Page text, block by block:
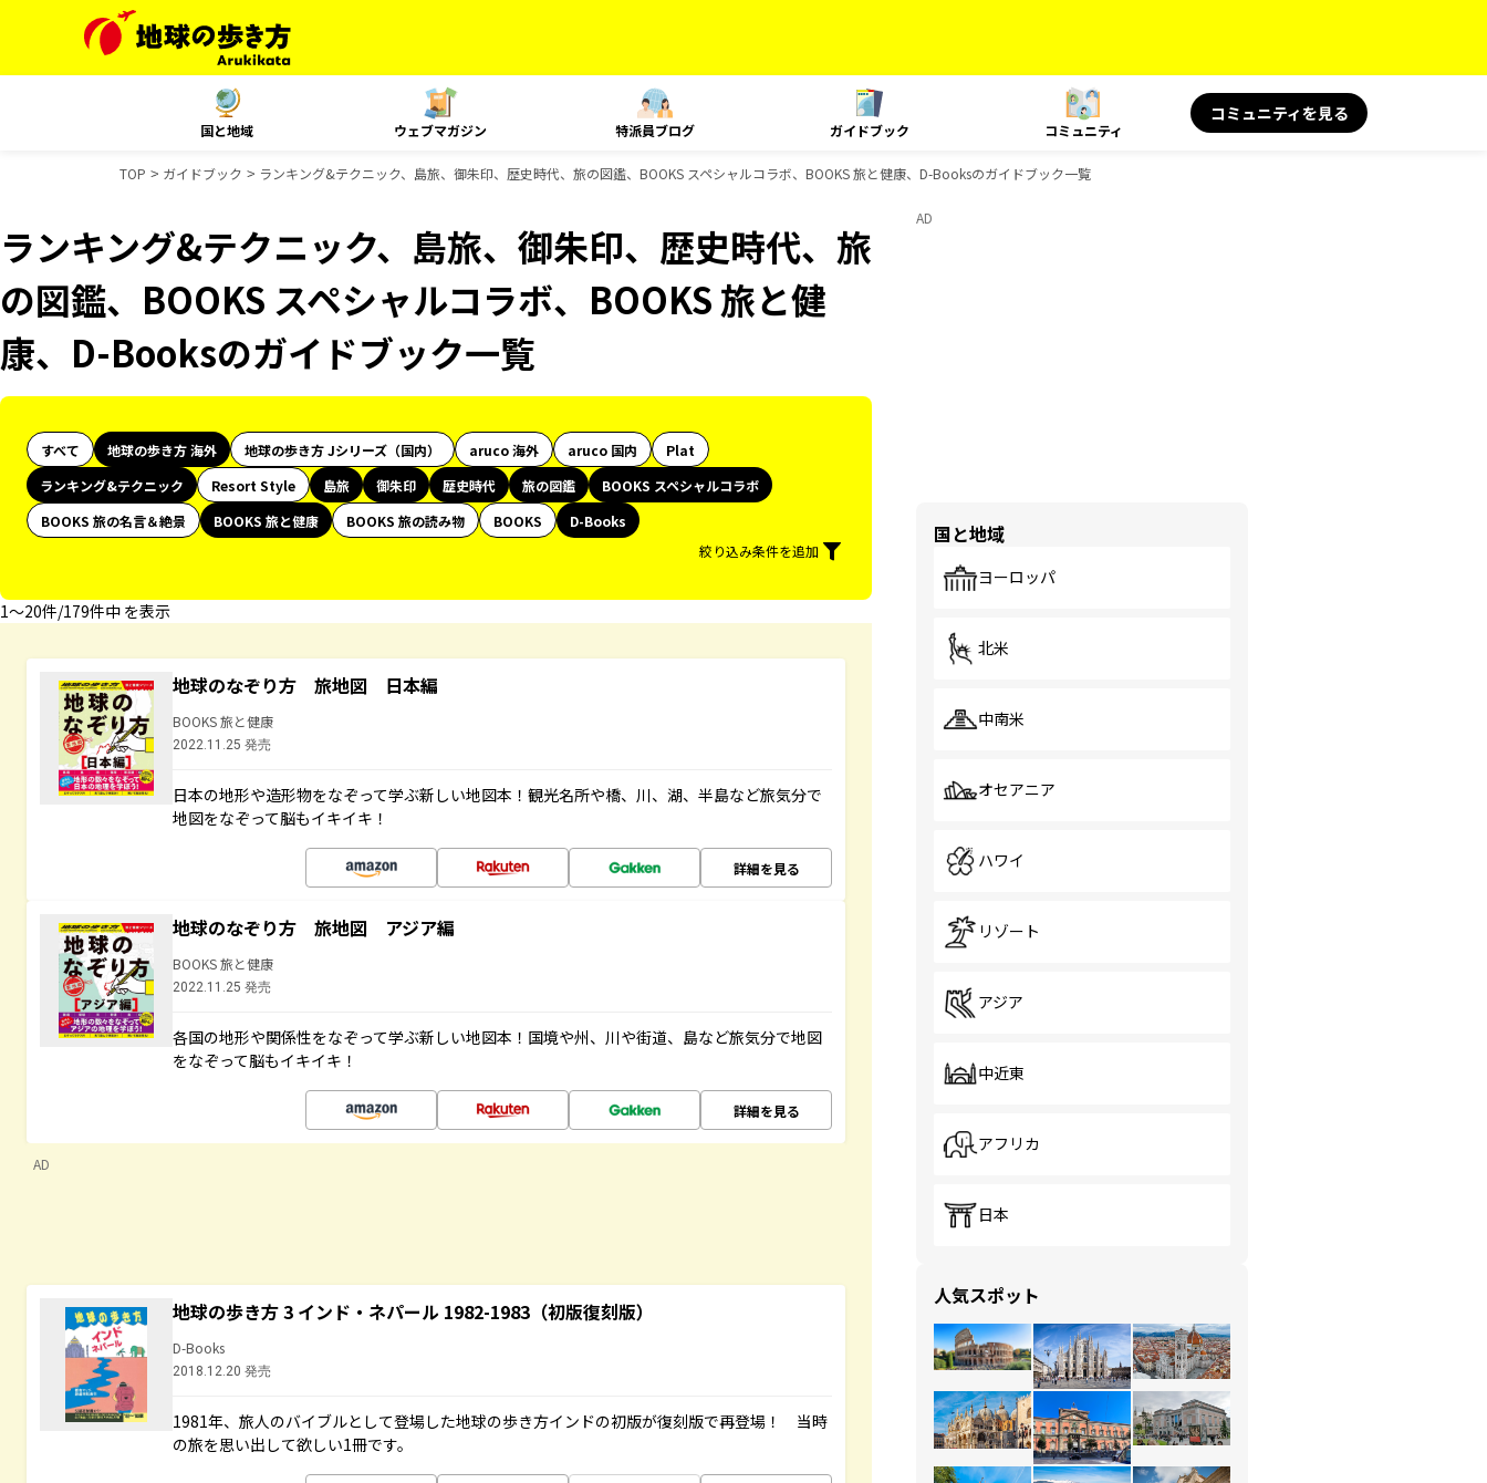
国と地域 ウェブマガジン 特派員ブログ ガイドブック コミュニティ
コミュニティを見る
TOP ガイドブック ランキング&テクニック、島旅、御朱印、歴史時代、旅の図鑑、BOOKS スペシャルコラボ、BOOKS 旅と健康、D-Booksのガイドブック一覧
ランキング&テクニック、島旅、御朱印、歴史時代、旅
の図鑑、BOOKS スペシャルコラボ、BOOKS 旅と健
康、D-Booksのガイドブック一覧
すべて 地球の歩き方 海外 地球の歩き方 Jシリーズ（国内） aruco 海外 aruco 国内
Plat
ランキング&テクニック
Resort Style 島旅 御朱印 歴史時代 旅の図鑑
BOOKS スペシャルコラボ
BOOKS 旅の名言＆絶景
BOOKS 旅と健康 BOOKS 旅の読み物 BOOKS
D-Books
絞り込み条件を追加
1〜20件/179件中 を表示
地球のなぞり方 旅地図 日本編
BOOKS 旅と健康
2022.11.25 発売
日本の地形や造形物をなぞって学ぶ新しい地図本！観光名所や橋、川、湖、半島など旅気分で
地図をなぞって脳もイキイキ！
詳細を見る
地球のなぞり方 旅地図 アジア編
BOOKS 旅と健康
2022.11.25 発売
各国の地形や関係性をなぞって学ぶ新しい地図本！国境や州、川や街道、島など旅気分で地図
をなぞって脳もイキイキ！
詳細を見る
AD
地球の歩き方 3 インド・ネパール 1982-1983（初版復刻版）
D-Books
2018.12.20 発売
1981年、旅人のバイブルとして登場した地球の歩き方インドの初版が復刻版で再登場！ 当時
の旅を思い出して欲しい1冊です。
AD
国と地域
ヨーロッパ
北米
中南米
オセアニア
ハワイ
リゾート
アジア
中近東
アフリカ
日本
人気スポット